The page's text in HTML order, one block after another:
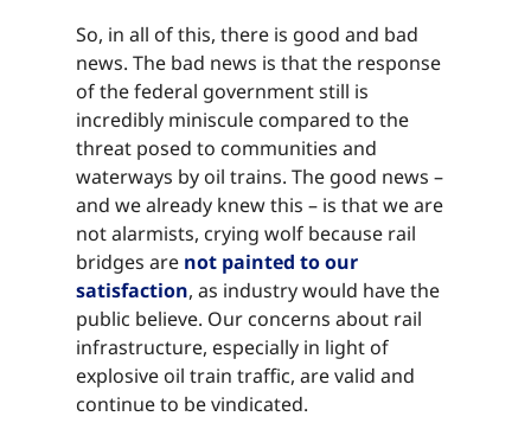
So, in all of this, there is good and bad
news. The bad news is that the response
of the federal government still is
incredibly miniscule compared to the
threat posed to communities and
waterways by oil trains. The good news –
and we already knew this – is that we are
not alarmists, crying wolf because rail
bridges are ​​​​‌ ‍ ​‍​‍‌‍ ‌ ​‍‌‍‍‌‌‍‌ ‌‍‍‌‌‍ ‍​‍​‍​ ‍‍​‍​‍‌ ​ ‌‍​‌‌‍ ‍‌‍‍‌‌ ‌​‌ ‍‌​‍ ‍‌‍‍‌‌‍ ​‍​‍​‍ ​​‍​‍‌‍‍​‌ ​‍‌‍‌‌‌‍‌‍​‍​‍​ ‍‍​‍​‍‌‍‍​‌ ‌​‌ ‌​‌ ​​‌ ​ ​ ‍‍​‍ ​‍ ‌‍​ ‌‍ ‌‌ ​ ​‍ ‍‌‍ ‌‌‍​‌‌‍‍‌‌‍ ‍​‍ ‍​ ​‍​ ​​​ ​‍​ ‌​‌ ​‍‌‍‌‌‌‍‌​‌‍‌‌‌ ​ ‌‍‍‌‌‍‌ ‌‍ ‍​‍ ‍‌ ​‍‌‍‍‌‌ ‌‍‌‍‌‌‌ ​‍‌‍‍ ‌‍‌‌‌‍‌‌‌ ​​‌‍‌‌‌ ​‍​‍ ‍‌‍ ‌ ​‍‌‍‌ ​‍ ‌‍‍‌‌‍ ‍‌ ‌​‌‍‌‌‌‍ ‍‌ ‌​​‍ ‌‍‌‌‌‍‌​‌‍‍‌‌ ‌​​‍ ‌‍ ‌‌‍ ‌‍‌​‌‍‌‌​ ‌‌ ​​‌ ​‍‌‍‌‌‌ ​ ‌‍‌‌‌‍ ‍‌ ‌​‌‍​‌‌ ‌​‌‍‍‌‌‍ ‌‍ ‍​ ‍ ‌‍‍‌‌‍‌​​ ‌​ ‍​​ ‌​​ ‍​​ ‌​‌‍‌‌​ ‌​‌‍‌‍​ ‍‌​‍ ‌​ ‍​​ ​‌​ ​​‌‍‌​​‍ ‌​ ‌​‌‍‌‌​ ‌ ​ ‌‍​‍ ‌‌‍​‌‌‍‌​​ ‍‌‌‍‌‍​‍ ‌​ ‍​​ ‌‍​ ‍‌‌‍​‌​ ‌‍​ ‌​​ ​​‌‍​‌‌‍‌‍​ ‌​​ ‍​​ ​​​ ‍ ‌ ‌​‌ ‍‌‌ ​​‌‍‌‌​ ‌‌‍​‌‌ ​‍‌ ‌​‌‍‍‌‌‍​ ‌‍ ​‌‍‌‌​ ‍ ‌ ​​‌‍​‌‌ ‌​‌‍‍​​ ‌‌‍​ ‌‍ ‌‍ ‍‌ ‌​‌‍‌‌‌‍ ‍‌ ‌​​‍‌‌​ ‌‌‌​​‍‌‌ ‌‍‍ ‌‍‌‌‌ ‍‌​‍‌‌​ ​ ‌​‌​​‍‌‌​ ​ ‌​‌​​‍‌‌​ ​‍​ ​‍​ ​‌​ ‍​‌‍​ ‌‍‌​​ ​‍‌‍​ ‌‍​‌‌‍​‌‌‍​‍‌‍‌‍​ ‌ ‌‍​‍​‍‌‌​ ​‍​ ​‍​‍‌‌​ ‌‌‌​‌​​‍ ‍‌‍​ ‌‍‍​‌‍‍‌‌‍ ​‌‍‌​‌ ​‍‌‍‌‌‌‍ ‍​‍‌‌​ ‌‌‌​​‍‌‌ ‌‍‍ ‌‍‌‌‌ ‍‌​‍‌‌​ ​ ‌​‌​​‍‌‌​ ​ ‌​‌​​‍‌‌​ ​‍​ ​‍​ ​‌​ ‍​‌‍​ ‌‍‌​​ ​‍‌‍​ ‌‍​‌‌‍​‌‌‍​‍‌‍‌‍​ ‌ ‌‍​‍​ ​​​‍‌‌​ ​‍​ ​‍​‍‌‌​ ‌‌‌​‌​​‍ ‍‌ ‌​‌‍‌‌‌ ‍​‌ ‌​​ ‌‍​‍‌‍​‌‌ ​ ‌‍‌‌‌‌‌‌‌ ​‍‌‍ ​​ ‌‌‍‍​‌ ‌​‌ ‌​‌ ​​‌ ​ ​‍‌‌​ ​ ‌​​‌​‍‌‌​ ​‍‌​‌‍​‍‌‌​ ​‍‌​‌‍‌‍​ ‌‍ ‌‌ ​ ​‍ ‍‌‍ ‌‌‍​‌‌‍‍‌‌‍ ‍​‍ ‍​ ​‍​ ​​​ ​‍​ ‌​‌ ​‍‌‍‌‌‌‍‌​‌‍‌‌‌ ​ ‌‍‍‌‌‍‌ ‌‍ ‍​‍ ‍‌ ​‍‌‍‍‌‌ ‌‍‌‍‌‌‌ ​‍‌‍‍ ‌‍‌‌‌‍‌‌‌ ​​‌‍‌‌‌ ​‍​‍ ‍‌‍ ‌ ​‍‌‍‌ ​‍‌‍‌‍‍‌‌‍‌​​ ‌​ ‍​​ ‌​​ ‍​​ ‌​‌‍‌‌​ ‌​‌‍‌‍​ ‍‌​‍ ‌​ ‍​​ ​‌​ ​​‌‍‌​​‍ ‌​ ‌​‌‍‌‌​ ‌ ​ ‌‍​‍ ‌‌‍​‌‌‍‌​​ ‍‌‌‍‌‍​‍ ‌​ ‍​​ ‌‍​ ‍‌‌‍​‌​ ‌‍​ ‌​​ ​​‌‍​‌‌‍‌‍​ ‌​​ ‍​​ ​​​‍‌‍‌ ‌​‌ ‍‌‌ ​​‌‍‌‌​ ‌‌‍​‌‌ ​‍‌ ‌​‌‍‍‌‌‍​ ‌‍ ​‌‍‌‌​‍‌‍‌ ​​‌‍​‌‌ ‌​‌‍‍​​ ‌‌‍​ ‌‍ ‌‍ ‍‌ ‌​‌‍‌‌‌‍ ‍‌ ‌​​‍‌‌​ ‌‌‌​​‍‌‌ ‌‍‍ ‌‍‌‌‌ ‍‌​‍‌‌​ ​ ‌​‌​​‍‌‌​ ​ ‌​‌​​‍‌‌​ ​‍​ ​‍​ ​‌​ ‍​‌‍​ ‌‍‌​​ ​‍‌‍​ ‌‍​‌‌‍​‌‌‍​‍‌‍‌‍​ ‌ ‌‍​‍​‍‌‌​ ​‍​ ​‍​‍‌‌​ ‌‌‌​‌​​‍ ‍‌‍​ ‌‍‍​‌‍‍‌‌‍ ​‌‍‌​‌ ​‍‌‍‌‌‌‍ ‍​‍‌‌​ ‌‌‌​​‍‌‌ ‌‍‍ ‌‍‌‌‌ ‍‌​‍‌‌​ ​ ‌​‌​​‍‌‌​ ​ ‌​‌​​‍‌‌​ ​‍​ ​‍​ ​‌​ ‍​‌‍​ ‌‍‌​​ ​‍‌‍​ ‌‍​‌‌‍​‌‌‍​‍‌‍‌‍​ ‌ ‌‍​‍​ ​​​‍‌‌​ ​‍​ ​‍​‍‌‌​ ‌‌‌​‌​​‍ ‍‌ ‌​‌‍‌‌‌ ‍​‌ ‌​​‍‌‍‌ ​​‌‍‌‌‌ ​‍‌ ​ ‌ ​​‌‍‌‌‌‍​ ‌ ‌​‌‍‍‌‌ ‌‍‌‍‌‌​ ‌‌ ​​‌ ‌‌‌‍​‍‌‍ ​‌‍‍‌‌ ​ ‌‍‍​‌‍‌‌‌‍‌​​‍​‍‌ ‌ not painted to our
satisfaction​​​​‌ ‍ ​‍​‍‌‍ ‌ ​‍‌‍‍‌‌‍‌ ‌‍‍‌‌‍ ‍​‍​‍​ ‍‍​‍​‍‌ ​ ‌‍​‌‌‍ ‍‌‍‍‌‌ ‌​‌ ‍‌​‍ ‍‌‍‍‌‌‍ ​‍​‍​‍ ​​‍​‍‌‍‍​‌ ​‍‌‍‌‌‌‍‌‍​‍​‍​ ‍‍​‍​‍‌‍‍​‌ ‌​‌ ‌​‌ ​​‌ ​ ​ ‍‍​‍ ​‍ ‌‍​ ‌‍ ‌‌ ​ ​‍ ‍‌‍ ‌‌‍​‌‌‍‍‌‌‍ ‍​‍ ‍​ ​‍​ ​​​ ​‍​ ‌​‌ ​‍‌‍‌‌‌‍‌​‌‍‌‌‌ ​ ‌‍‍‌‌‍‌ ‌‍ ‍​‍ ‍‌ ​‍‌‍‍‌‌ ‌‍‌‍‌‌‌ ​‍‌‍‍ ‌‍‌‌‌‍‌‌‌ ​​‌‍‌‌‌ ​‍​‍ ‍‌‍ ‌ ​‍‌‍‌ ​‍ ‌‍‍‌‌‍ ‍‌ ‌​‌‍‌‌‌‍ ‍‌ ‌​​‍ ‌‍‌‌‌‍‌​‌‍‍‌‌ ‌​​‍ ‌‍ ‌‌‍ ‌‍‌​‌‍‌‌​ ‌‌ ​​‌ ​‍‌‍‌‌‌ ​ ‌‍‌‌‌‍ ‍‌ ‌​‌‍​‌‌ ‌​‌‍‍‌‌‍ ‌‍ ‍​ ‍ ‌‍‍‌‌‍‌​​ ‌​ ‍​​ ‌​​ ‍​​ ‌​‌‍‌‌​ ‌​‌‍‌‍​ ‍‌​‍ ‌​ ‍​​ ​‌​ ​​‌‍‌​​‍ ‌​ ‌​‌‍‌‌​ ‌ ​ ‌‍​‍ ‌‌‍​‌‌‍‌​​ ‍‌‌‍‌‍​‍ ‌​ ‍​​ ‌‍​ ‍‌‌‍​‌​ ‌‍​ ‌​​ ​​‌‍​‌‌‍‌‍​ ‌​​ ‍​​ ​​​ ‍ ‌ ‌​‌ ‍‌‌ ​​‌‍‌‌​ ‌‌‍​‌‌ ​‍‌ ‌​‌‍‍‌‌‍​ ‌‍ ​‌‍‌‌​ ‍ ‌ ​​‌‍​‌‌ ‌​‌‍‍​​ ‌‌‍​ ‌‍ ‌‍ ‍‌ ‌​‌‍‌‌‌‍ ‍‌ ‌​​‍‌‌​ ‌‌‌​​‍‌‌ ‌‍‍ ‌‍‌‌‌ ‍‌​‍‌‌​ ​ ‌​‌​​‍‌‌​ ​ ‌​‌​​‍‌‌​ ​‍​ ​‍​ ​‌​ ‍​‌‍​ ‌‍‌​​ ​‍‌‍​ ‌‍​‌‌‍​‌‌‍​‍‌‍‌‍​ ‌ ‌‍​‍​‍‌‌​ ​‍​ ​‍​‍‌‌​ ‌‌‌​‌​​‍ ‍‌‍​ ‌‍‍​‌‍‍‌‌‍ ​‌‍‌​‌ ​‍‌‍‌‌‌‍ ‍​‍‌‌​ ‌‌‌​​‍‌‌ ‌‍‍ ‌‍‌‌‌ ‍‌​‍‌‌​ ​ ‌​‌​​‍‌‌​ ​ ‌​‌​​‍‌‌​ ​‍​ ​‍​ ​‌​ ‍​‌‍​ ‌‍‌​​ ​‍‌‍​ ‌‍​‌‌‍​‌‌‍​‍‌‍‌‍​ ‌ ‌‍​‍​ ​‌​‍‌‌​ ​‍​ ​‍​‍‌‌​ ‌‌‌​‌​​‍ ‍‌ ‌​‌‍‌‌‌ ‍​‌ ‌​​ ‌‍​‍‌‍​‌‌ ​ ‌‍‌‌‌‌‌‌‌ ​‍‌‍ ​​ ‌‌‍‍​‌ ‌​‌ ‌​‌ ​​‌ ​ ​‍‌‌​ ​ ‌​​‌​‍‌‌​ ​‍‌​‌‍​‍‌‌​ ​‍‌​‌‍‌‍​ ‌‍ ‌‌ ​ ​‍ ‍‌‍ ‌‌‍​‌‌‍‍‌‌‍ ‍​‍ ‍​ ​‍​ ​​​ ​‍​ ‌​‌ ​‍‌‍‌‌‌‍‌​‌‍‌‌‌ ​ ‌‍‍‌‌‍‌ ‌‍ ‍​‍ ‍‌ ​‍‌‍‍‌‌ ‌‍‌‍‌‌‌ ​‍‌‍‍ ‌‍‌‌‌‍‌‌‌ ​​‌‍‌‌‌ ​‍​‍ ‍‌‍ ‌ ​‍‌‍‌ ​‍‌‍‌‍‍‌‌‍‌​​ ‌​ ‍​​ ‌​​ ‍​​ ‌​‌‍‌‌​ ‌​‌‍‌‍​ ‍‌​‍ ‌​ ‍​​ ​‌​ ​​‌‍‌​​‍ ‌​ ‌​‌‍‌‌​ ‌ ​ ‌‍​‍ ‌‌‍​‌‌‍‌​​ ‍‌‌‍‌‍​‍ ‌​ ‍​​ ‌‍​ ‍‌‌‍​‌​ ‌‍​ ‌​​ ​​‌‍​‌‌‍‌‍​ ‌​​ ‍​​ ​​​‍‌‍‌ ‌​‌ ‍‌‌ ​​‌‍‌‌​ ‌‌‍​‌‌ ​‍‌ ‌​‌‍‍‌‌‍​ ‌‍ ​‌‍‌‌​‍‌‍‌ ​​‌‍​‌‌ ‌​‌‍‍​​ ‌‌‍​ ‌‍ ‌‍ ‍‌ ‌​‌‍‌‌‌‍ ‍‌ ‌​​‍‌‌​ ‌‌‌​​‍‌‌ ‌‍‍ ‌‍‌‌‌ ‍‌​‍‌‌​ ​ ‌​‌​​‍‌‌​ ​ ‌​‌​​‍‌‌​ ​‍​ ​‍​ ​‌​ ‍​‌‍​ ‌‍‌​​ ​‍‌‍​ ‌‍​‌‌‍​‌‌‍​‍‌‍‌‍​ ‌ ‌‍​‍​‍‌‌​ ​‍​ ​‍​‍‌‌​ ‌‌‌​‌​​‍ ‍‌‍​ ‌‍‍​‌‍‍‌‌‍ ​‌‍‌​‌ ​‍‌‍‌‌‌‍ ‍​‍‌‌​ ‌‌‌​​‍‌‌ ‌‍‍ ‌‍‌‌‌ ‍‌​‍‌‌​ ​ ‌​‌​​‍‌‌​ ​ ‌​‌​​‍‌‌​ ​‍​ ​‍​ ​‌​ ‍​‌‍​ ‌‍‌​​ ​‍‌‍​ ‌‍​‌‌‍​‌‌‍​‍‌‍‌‍​ ‌ ‌‍​‍​ ​‌​‍‌‌​ ​‍​ ​‍​‍‌‌​ ‌‌‌​‌​​‍ ‍‌ ‌​‌‍‌‌‌ ‍​‌ ‌​​‍‌‍‌ ​​‌‍‌‌‌ ​‍‌ ​ ‌ ​​‌‍‌‌‌‍​ ‌ ‌​‌‍‍‌‌ ‌‍‌‍‌‌​ ‌‌ ​​‌ ‌‌‌‍​‍‌‍ ​‌‍‍‌‌ ​ ‌‍‍​‌‍‌‌‌‍‌​​‍​‍‌ ‌, as industry would have the
public believe. Our concerns about rail
infrastructure, especially in light of
explosive oil train traffic, are valid and
continue to be vindicated.​​​​‌ ‍ ​‍​‍‌‍ ‌ ​‍‌‍‍‌‌‍‌ ‌‍‍‌‌‍ ‍​‍​‍​ ‍‍​‍​‍‌ ​ ‌‍​‌‌‍ ‍‌‍‍‌‌ ‌​‌ ‍‌​‍ ‍‌‍‍‌‌‍ ​‍​‍​‍ ​​‍​‍‌‍‍​‌ ​‍‌‍‌‌‌‍‌‍​‍​‍​ ‍‍​‍​‍‌‍‍​‌ ‌​‌ ‌​‌ ​​‌ ​ ​ ‍‍​‍ ​‍ ‌‍​ ‌‍ ‌‌ ​ ​‍ ‍‌‍ ‌‌‍​‌‌‍‍‌‌‍ ‍​‍ ‍​ ​‍​ ​​​ ​‍​ ‌​‌ ​‍‌‍‌‌‌‍‌​‌‍‌‌‌ ​ ‌‍‍‌‌‍‌ ‌‍ ‍​‍ ‍‌ ​‍‌‍‍‌‌ ‌‍‌‍‌‌‌ ​‍‌‍‍ ‌‍‌‌‌‍‌‌‌ ​​‌‍‌‌‌ ​‍​‍ ‍‌‍ ‌ ​‍‌‍‌ ​‍ ‌‍‍‌‌‍ ‍‌ ‌​‌‍‌‌‌‍ ‍‌ ‌​​‍ ‌‍‌‌‌‍‌​‌‍‍‌‌ ‌​​‍ ‌‍ ‌‌‍ ‌‍‌​‌‍‌‌​ ‌‌ ​​‌ ​‍‌‍‌‌‌ ​ ‌‍‌‌‌‍ ‍‌ ‌​‌‍​‌‌ ‌​‌‍‍‌‌‍ ‌‍ ‍​ ‍ ‌‍‍‌‌‍‌​​ ‌​ ‍​​ ‌​​ ‍​​ ‌​‌‍‌‌​ ‌​‌‍‌‍​ ‍‌​‍ ‌​ ‍​​ ​‌​ ​​‌‍‌​​‍ ‌​ ‌​‌‍‌‌​ ‌ ​ ‌‍​‍ ‌‌‍​‌‌‍‌​​ ‍‌‌‍‌‍​‍ ‌​ ‍​​ ‌‍​ ‍‌‌‍​‌​ ‌‍​ ‌​​ ​​‌‍​‌‌‍‌‍​ ‌​​ ‍​​ ​​​ ‍ ‌ ‌​‌ ‍‌‌ ​​‌‍‌‌​ ‌‌‍​‌‌ ​‍‌ ‌​‌‍‍‌‌‍​ ‌‍ ​‌‍‌‌​ ‍ ‌ ​​‌‍​‌‌ ‌​‌‍‍​​ ‌‌‍​ ‌‍ ‌‍ ‍‌ ‌​‌‍‌‌‌‍ ‍‌ ‌​​‍‌‌​ ‌‌‌​​‍‌‌ ‌‍‍ ‌‍‌‌‌ ‍‌​‍‌‌​ ​ ‌​‌​​‍‌‌​ ​ ‌​‌​​‍‌‌​ ​‍​ ​‍​ ​‌​ ‍​‌‍​ ‌‍‌​​ ​‍‌‍​ ‌‍​‌‌‍​‌‌‍​‍‌‍‌‍​ ‌ ‌‍​‍​‍‌‌​ ​‍​ ​‍​‍‌‌​ ‌‌‌​‌​​‍ ‍‌‍​ ‌‍‍​‌‍‍‌‌‍ ​‌‍‌​‌ ​‍‌‍‌‌‌‍ ‍​‍‌‌​ ‌‌‌​​‍‌‌ ‌‍‍ ‌‍‌‌‌ ‍‌​‍‌‌​ ​ ‌​‌​​‍‌‌​ ​ ‌​‌​​‍‌‌​ ​‍​ ​‍​ ​‌​ ‍​‌‍​ ‌‍‌​​ ​‍‌‍​ ‌‍​‌‌‍​‌‌‍​‍‌‍‌‍​ ‌ ‌‍​‍​ ​‍​‍‌‌​ ​‍​ ​‍​‍‌‌​ ‌‌‌​‌​​‍ ‍‌ ‌​‌‍‌‌‌ ‍​‌ ‌​​ ‌‍​‍‌‍​‌‌ ​ ‌‍‌‌‌‌‌‌‌ ​‍‌‍ ​​ ‌‌‍‍​‌ ‌​‌ ‌​‌ ​​‌ ​ ​‍‌‌​ ​ ‌​​‌​‍‌‌​ ​‍‌​‌‍​‍‌‌​ ​‍‌​‌‍‌‍​ ‌‍ ‌‌ ​ ​‍ ‍‌‍ ‌‌‍​‌‌‍‍‌‌‍ ‍​‍ ‍​ ​‍​ ​​​ ​‍​ ‌​‌ ​‍‌‍‌‌‌‍‌​‌‍‌‌‌ ​ ‌‍‍‌‌‍‌ ‌‍ ‍​‍ ‍‌ ​‍‌‍‍‌‌ ‌‍‌‍‌‌‌ ​‍‌‍‍ ‌‍‌‌‌‍‌‌‌ ​​‌‍‌‌‌ ​‍​‍ ‍‌‍ ‌ ​‍‌‍‌ ​‍‌‍‌‍‍‌‌‍‌​​ ‌​ ‍​​ ‌​​ ‍​​ ‌​‌‍‌‌​ ‌​‌‍‌‍​ ‍‌​‍ ‌​ ‍​​ ​‌​ ​​‌‍‌​​‍ ‌​ ‌​‌‍‌‌​ ‌ ​ ‌‍​‍ ‌‌‍​‌‌‍‌​​ ‍‌‌‍‌‍​‍ ‌​ ‍​​ ‌‍​ ‍‌‌‍​‌​ ‌‍​ ‌​​ ​​‌‍​‌‌‍‌‍​ ‌​​ ‍​​ ​​​‍‌‍‌ ‌​‌ ‍‌‌ ​​‌‍‌‌​ ‌‌‍​‌‌ ​‍‌ ‌​‌‍‍‌‌‍​ ‌‍ ​‌‍‌‌​‍‌‍‌ ​​‌‍​‌‌ ‌​‌‍‍​​ ‌‌‍​ ‌‍ ‌‍ ‍‌ ‌​‌‍‌‌‌‍ ‍‌ ‌​​‍‌‌​ ‌‌‌​​‍‌‌ ‌‍‍ ‌‍‌‌‌ ‍‌​‍‌‌​ ​ ‌​‌​​‍‌‌​ ​ ‌​‌​​‍‌‌​ ​‍​ ​‍​ ​‌​ ‍​‌‍​ ‌‍‌​​ ​‍‌‍​ ‌‍​‌‌‍​‌‌‍​‍‌‍‌‍​ ‌ ‌‍​‍​‍‌‌​ ​‍​ ​‍​‍‌‌​ ‌‌‌​‌​​‍ ‍‌‍​ ‌‍‍​‌‍‍‌‌‍ ​‌‍‌​‌ ​‍‌‍‌‌‌‍ ‍​‍‌‌​ ‌‌‌​​‍‌‌ ‌‍‍ ‌‍‌‌‌ ‍‌​‍‌‌​ ​ ‌​‌​​‍‌‌​ ​ ‌​‌​​‍‌‌​ ​‍​ ​‍​ ​‌​ ‍​‌‍​ ‌‍‌​​ ​‍‌‍​ ‌‍​‌‌‍​‌‌‍​‍‌‍‌‍​ ‌ ‌‍​‍​ ​‍​‍‌‌​ ​‍​ ​‍​‍‌‌​ ‌‌‌​‌​​‍ ‍‌ ‌​‌‍‌‌‌ ‍​‌ ‌​​‍‌‍‌ ​​‌‍‌‌‌ ​‍‌ ​ ‌ ​​‌‍‌‌‌‍​ ‌ ‌​‌‍‍‌‌ ‌‍‌‍‌‌​ ‌‌ ​​‌ ‌‌‌‍​‍‌‍ ​‌‍‍‌‌ ​ ‌‍‍​‌‍‌‌‌‍‌​​‍​‍‌ ‌